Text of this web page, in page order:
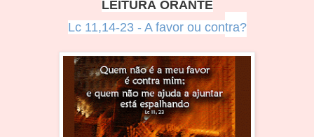
LEITURA ORANTE
Lc 11,14-23 - A favor ou contra?